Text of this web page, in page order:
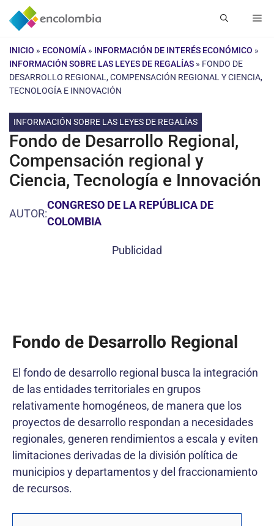
Saltar
INICIO » ECONOMÍA » INFORMACIÓN DE INTERÉS ECONÓMICO »
INFORMACIÓN SOBRE LAS LEYES DE REGALÍAS » FONDO DE
DESARROLLO REGIONAL, COMPENSACIÓN REGIONAL Y CIENCIA,
TECNOLOGÍA E INNOVACIÓN
INFORMACIÓN SOBRE LAS LEYES DE REGALÍAS
Fondo de Desarrollo Regional,
Compensación regional y
Ciencia, Tecnología e Innovación
AUTOR:
CONGRESO DE LA REPÚBLICA DE
COLOMBIA
Publicidad
Fondo de Desarrollo Regional
El fondo de desarrollo regional busca la integración
de las entidades territoriales en grupos
relativamente homogéneos, de manera que los
proyectos de desarrollo respondan a necesidades
regionales, generen rendimientos a escala y eviten
limitaciones derivadas de la división política de
municipios y departamentos y del fraccionamiento
de recursos.